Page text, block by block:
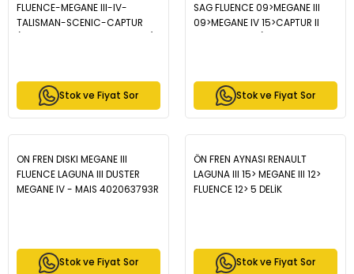
FLUENCE-MEGANE III-IV-
TALISMAN-SCENIC-CAPTUR
Stok ve Fiyat Sor
SAG FLUENCE 09>MEGANE III
09>MEGANE IV 15>CAPTUR II
Stok ve Fiyat Sor
ON FREN DISKI MEGANE III
FLUENCE LAGUNA III DUSTER
MEGANE IV - MAIS 402063793R
Stok ve Fiyat Sor
ÖN FREN AYNASI RENAULT
LAGUNA III 15> MEGANE III 12>
FLUENCE 12> 5 DELİK
Stok ve Fiyat Sor